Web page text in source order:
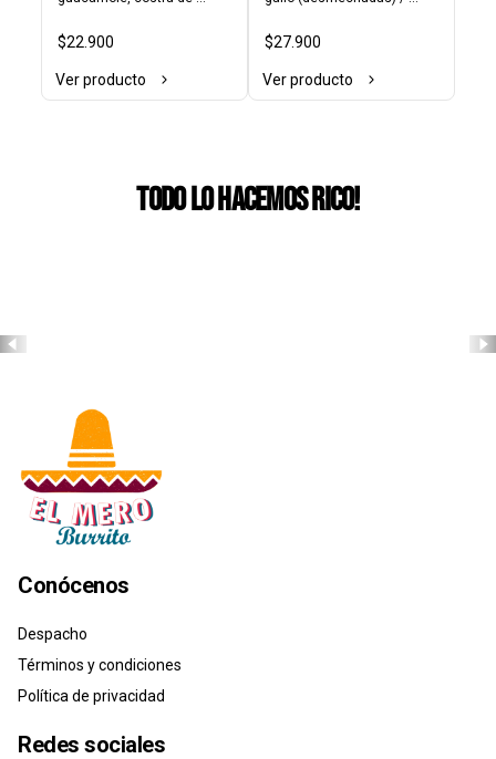
pimentón, cebolla, lechuga
y crema agria. En pan telera.
$22.900
Ver producto
(parrilladas). En tortillas de
maíz.
$27.900
Ver producto
Todo lo hacemos rico!
Entradas
Conócenos
Despacho
Términos y condiciones
Política de privacidad
Redes sociales